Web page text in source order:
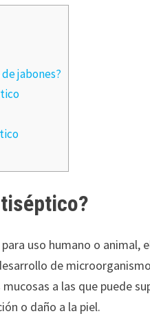
jabones?
uso humano o animal,
de
a las que puede
o daño a la piel.